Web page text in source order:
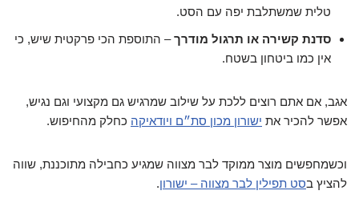
טלית שמשתלבת יפה עם הסט.
סדנת קשירה או תרגול מודרך– התוספת הכי פרקטית שיש, כי
אין כמו ביטחון בשטח.
אגב, אם אתם רוצים ללכת על שילוב שמרגיש גם מקצועי וגם נגיש,
אפשר להכיר את ישורון מכון סת״ם ויודאיקה כחלק מהחיפוש.
וכשמחפשים מוצר ממוקד לבר מצווה שמגיע כחבילה מתוכננת, שווה
להציץ בסט תפילין לבר מצווה – ישורון.